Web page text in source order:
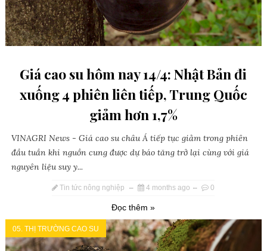
Giá cao su hôm nay 14/4: Nhật Bản đi
xuống 4 phiên liên tiếp, Trung Quốc
giảm hơn 1,7%
VINAGRI News - Giá cao su châu Á tiếp tục giảm trong phiên
đầu tuần khi nguồn cung được dự báo tăng trở lại cùng với giá
nguyên liệu suy y...
Tin tức nông nghiệp 4 months ago 0
Đọc thêm »
05. THỊ TRƯỜNG CAO SU